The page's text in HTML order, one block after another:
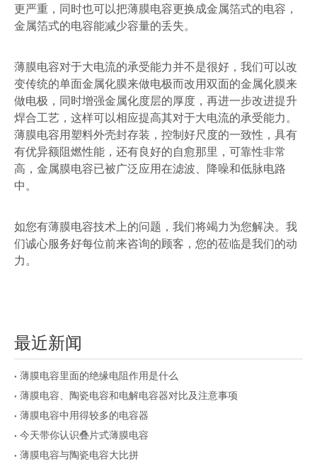
更严重，同时也可以把薄膜电容更换成金属箔式的电容，
金属箔式的电容能减少容量的丢失。
薄膜电容对于大电流的承受能力并不是很好，我们可以改
变传统的单面金属化膜来做电极而改用双面的金属化膜来
做电极，同时增强金属化度层的厚度，再进一步改进提升
焊合工艺，这样可以相应提高其对于大电流的承受能力。
薄膜电容用塑料外壳封存装，控制好尺度的一致性，具有
有优异额阻燃性能，还有良好的自愈那里，可靠性非常
高，金属膜电容已被广泛应用在滤波、降噪和低脉电路
中。
如您有薄膜电容技术上的问题，我们将竭力为您解决。我
们诚心服务好每位前来咨询的顾客，您的莅临是我们的动
力 。
最近新闻
薄膜电容里面的绝缘电阻作用是什么
薄膜电容、陶瓷电容和电解电容器对比及注意事项
薄膜电容中用得较多的电容器
今天带你认识叠片式薄膜电容
薄膜电容与陶瓷电容大比拼